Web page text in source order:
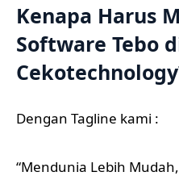
Kenapa Harus
Software Tebo
Dengan Tagline kami :
“Mendunia Lebih